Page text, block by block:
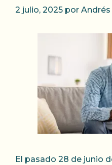
2 julio, 2025 por
El pasado 28 de junio